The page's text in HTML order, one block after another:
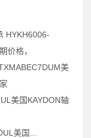
HYKH6006-
价格，
美
美国KAYDON轴
美国...